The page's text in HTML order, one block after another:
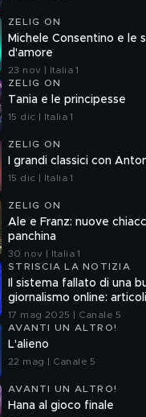
ZELIG ON
Michele Consentino e le
d'amore
23 nov | Italia 1
ZELIG ON
Tania e le principesse
15 dic | Italia 1
ZELIG ON
I grandi classici con
15 dic | Italia 1
ZELIG ON
Ale e Franz: nuove
panchina
30 nov | Italia 1
STRISCIA LA NOTIZIA
Il sistema fallato di una
giornalismo online:
senza la verifica delle
17 mag 2025 | Canale 5
AVANTI UN ALTRO!
L'alieno
22 mag | Canale 5
AVANTI UN ALTRO!
Hana al gioco finale